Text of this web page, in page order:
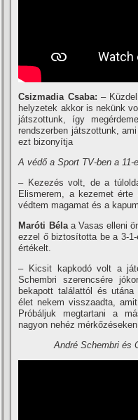
Csizmadia Csaba: –
helyzetek akkor is nekünk
játszottunk, í­gy
rendszerben játszottunk,
ezt bizonyí­tja
A védő a Sport TV-ben a
– Kezezés volt, de a
Elismerem, a kezemet
védtem magamat és a
Maróti Bélaa Vasas elleni
ezzel ő biztosí­totta be a 3-
értékelt.
– Kicsit kapkodó volt a
Schembri szerencsére
bekapott találattól és
élet nekem visszaadta,
Próbáljuk megtartani a
nagyon nehéz mérkőzéseken.
André Schembri és